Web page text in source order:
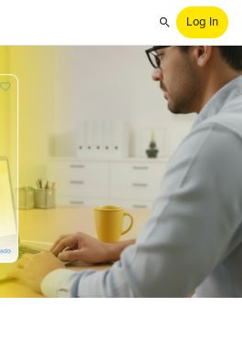
Search
Log In